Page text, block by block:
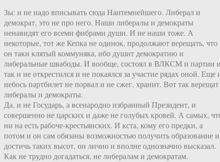
Зы: и не надо вписывать сюда Наитемнейшего. Либерал и
демократ, это не про него. Наши либералы и демократы
ненавидят его всеми фибрами души. И не наши тоже. А
некоторые, тот же Кепка не одинок, продолжают верещать, что
он таки клятый коммуняка, ибо душит демократию и
либеральные швабоды. И вообще, состоял в ВЛКСМ и партии
так и не открестился и не покаялся за участие рядах оной. Еще
небось партбилет не порвал и не сжег, хранит. Вот так верещат
либералы и демократы.
Да, и не Государь, а всенародно избранный Президент, и
совершенно не царских и даже не голубых кровей. А самых,
ни на есть рабоче-крестьянских. И кста, кому его предки, а
потом и он сам обязаны возможностью получить образование и
достичь таких высот, он лично и вполне однозначно высказал.
Как не трудно догадаться, не либералам и демократам.